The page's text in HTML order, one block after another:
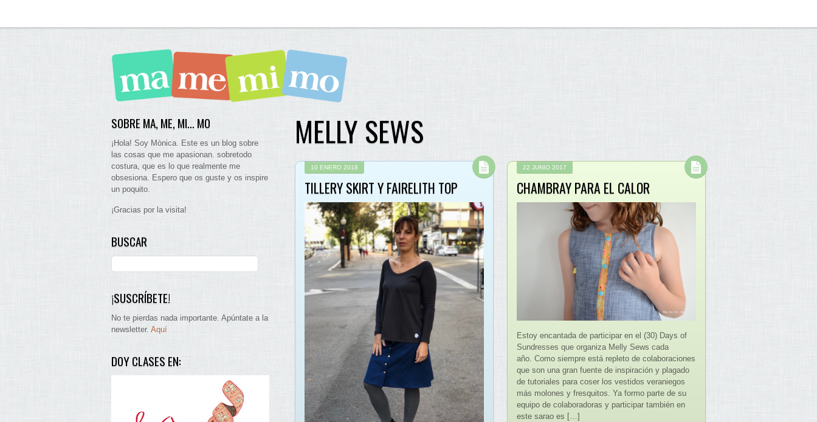
MELLY SEWS
10 ENERO 2018
TILLERY SKIRT Y FAIRELITH TOP
22 JUNIO 2017
CHAMBRAY PARA EL CALOR
Estoy encantada de participar en el (30) Days of
Sundresses que organiza Melly Sews cada
año. Como siempre está repleto de colaboraciones
que son una gran fuente de inspiración y plagado
de tutoriales para coser los vestidos veraniegos
más molones y fresquitos. Ya formo parte de su
equipo de colaboradoras y participar también en
este sarao es […]
SOBRE MA, ME, MI… MO
¡Hola! Soy Mònica. Este es un blog sobre
las cosas que me apasionan. sobretodo
costura, que es lo que realmente me
obsesiona. Espero que os guste y os inspire
un poquito.
¡Gracias por la visita!
BUSCAR
¡SUSCRÍBETE!
No te pierdas nada importante. Apúntate a la
newsletter. Aquí
DOY CLASES EN: